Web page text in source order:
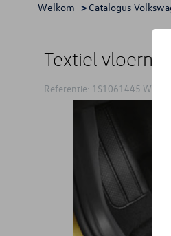
Welkom > Catalogus
Textiel
Referentie: 1S1061445 WGK